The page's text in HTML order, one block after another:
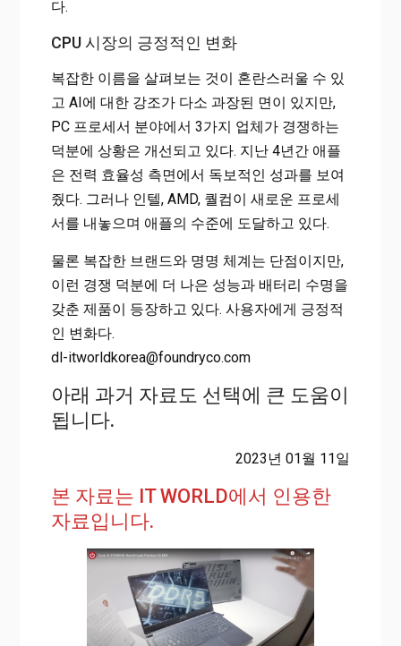
다.
CPU 시장의 긍정적인 변화
복잡한 이름을 살펴보는 것이 혼란스러울 수 있
고 AI에 대한 강조가 다소 과장된 면이 있지만,
PC 프로세서 분야에서 3가지 업체가 경쟁하는
덕분에 상황은 개선되고 있다. 지난 4년간 애플
은 전력 효율성 측면에서 독보적인 성과를 보여
줬다. 그러나 인텔, AMD, 퀄컴이 새로운 프로세
서를 내놓으며 애플의 수준에 도달하고 있다.
물론 복잡한 브랜드와 명명 체계는 단점이지만,
이런 경쟁 덕분에 더 나은 성능과 배터리 수명을
갖춘 제품이 등장하고 있다. 사용자에게 긍정적
인 변화다.
dl-itworldkorea@foundryco.com
아래 과거 자료도 선택에 큰 도움이
됩니다.
2023년 01월 11일
본 자료는 IT WORLD에서 인용한
자료입니다.